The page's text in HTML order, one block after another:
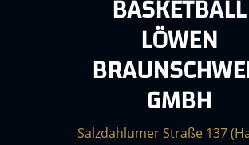
BASKETBALL
LÖWEN
GMBH
Salzdahlumer Straße 137